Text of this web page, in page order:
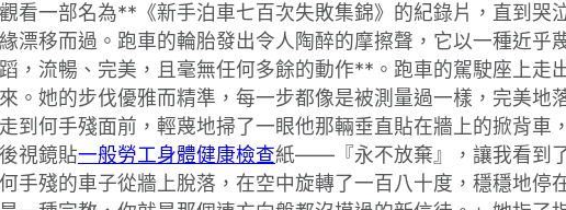
看一部名為**《新手泊車七百次失敗集錦》的紀錄片，直到哭
漂移而過。跑車的輪胎發出令人陶醉的摩擦聲，它以一種近
，流暢、完美，且毫無任何多餘的動作**。跑車的駕駛座上走
。她的步伐優雅而精準，每一步都像是被測量過一樣，完美地
到何手殘面前，輕蔑地掃了一眼他那輛垂直貼在牆上的掀背
視鏡貼一般勞工身體健康檢查紙——『永不放棄』，讓我看到
手殘的車子從牆上脫落，在空中旋轉了一百八十度，穩穩地